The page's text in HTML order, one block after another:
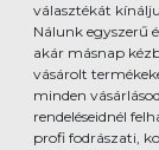
választékát
Nálunk egyszerű
akár másnap
vásárolt
minden
rendeléseidnél
profi fodrászati,